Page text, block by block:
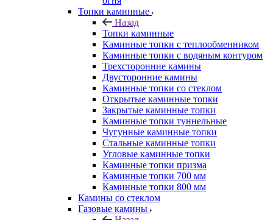
Топки каминные
Назад
Топки каминные
Каминные топки с теплообменником
Каминные топки с водяным контуром
Трехсторонние камины
Двусторонние камины
Каминные топки со стеклом
Открытые каминные топки
Закрытые каминные топки
Каминные топки туннельные
Чугунные каминные топки
Стальные каминные топки
Угловые каминные топки
Каминные топки призма
Каминные топки 700 мм
Каминные топки 800 мм
Камины со стеклом
Газовые камины